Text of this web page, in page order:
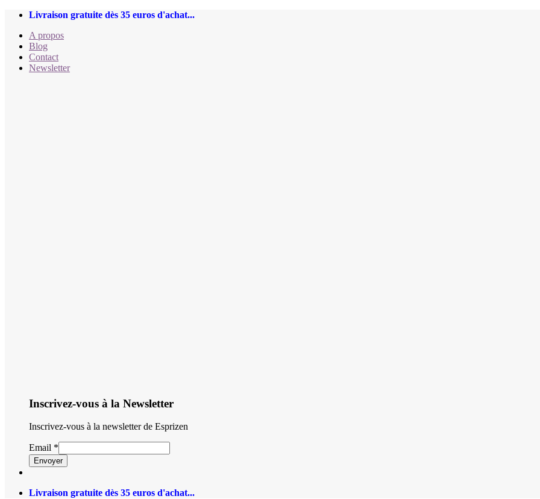
Passer
contenu
Livraison gratuite dès 35 euros d'achat...
A propos
Blog
Contact
Newsletter
Inscrivez-vous à la Newsletter
Inscrivez-vous à la newsletter de Esprizen
Email *
Envoyer
Livraison gratuite dès 35 euros d'achat...